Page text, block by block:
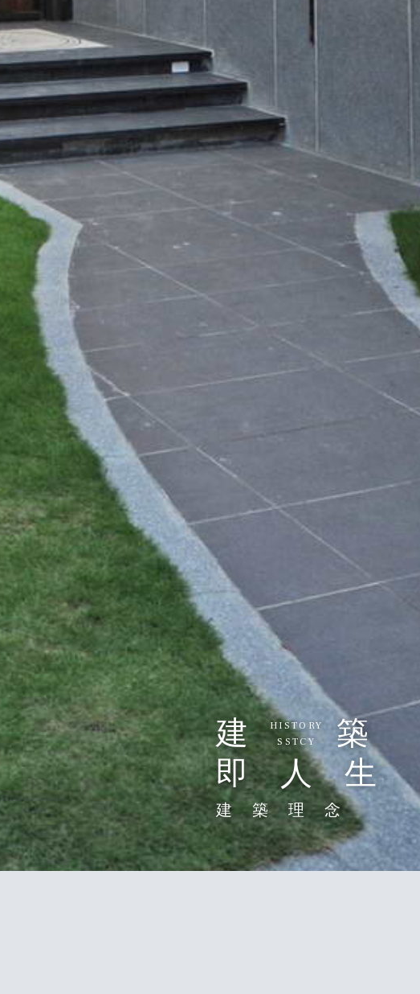
建 築
即 人 生
HISTORY
SSTCY
建築理念